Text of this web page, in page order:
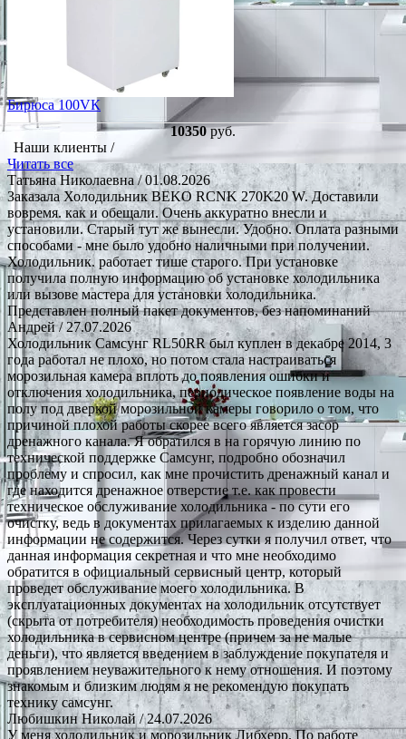
Бирюса 100VК
10350руб.
Наши клиенты /
Читать все
Татьяна Николаевна/ 01.08.2026
Заказала Холодильник BEKO RCNK 270K20 W. Доставили
вовремя. как и обещали. Очень аккуратно внесли и
установили. Старый тут же вынесли. Удобно. Оплата разными
способами - мне было удобно наличными при получении.
Холодильник. работает тише старого. При установке
получила полную информацию об установке холодильника
или вызове мастера для установки холодильника.
Представлен полный пакет документов, без напоминаний
Андрей/ 27.07.2026
Холодильник Самсунг RL50RR был куплен в декабре 2014, 3
года работал не плохо, но потом стала настраиваться
морозильная камера вплоть до появления ошибки и
отключения холодильника, периодическое появление воды на
полу под дверкой морозильной камеры говорило о том, что
причиной плохой работы скорее всего является засор
дренажного канала. Я обратился в на горячую линию по
технической поддержке Самсунг, подробно обозначил
проблему и спросил, как мне прочистить дренажный канал и
где находится дренажное отверстие т.е. как провести
техническое обслуживание холодильника - по сути его
очистку, ведь в документах прилагаемых к изделию данной
информации не содержится. Через сутки я получил ответ, что
данная информация секретная и что мне необходимо
обратится в официальный сервисный центр, который
проведет обслуживание моего холодильника. В
эксплуатационных документах на холодильник отсутствует
(скрыта от потребителя) необходимость проведения очистки
холодильника в сервисном центре (причем за не малые
деньги), что является введением в заблуждение покупателя и
проявлением неуважительного к нему отношения. И поэтому
знакомым и близким людям я не рекомендую покупать
технику самсунг.
Любишкин Николай/ 24.07.2026
У меня холодильник и морозильник Либхерр. По работе